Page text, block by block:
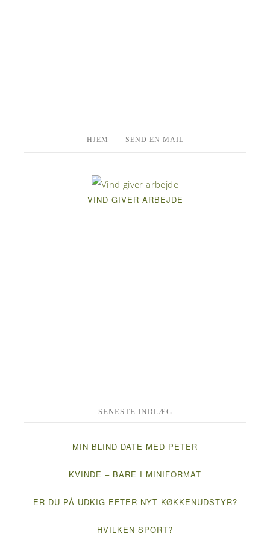
HJEM SEND EN MAIL
VIND GIVER ARBEJDE
SENESTE INDLÆG
MIN BLIND DATE MED PETER
KVINDE – BARE I MINIFORMAT
ER DU PÅ UDKIG EFTER NYT KØKKENUDSTYR?
HVILKEN SPORT?